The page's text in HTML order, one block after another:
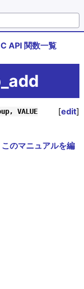
C API 関数一覧
[edit]
VALUE
このマニュアルを編